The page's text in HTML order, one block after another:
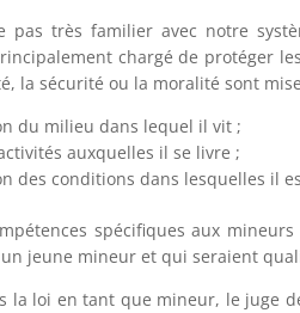
pas très familier avec notre
chargé de protéger
la sécurité ou la moralité sont
du milieu dans lequel il vit ;
auxquelles il se livre ;
des conditions dans lesquelles il
spécifiques aux
jeune mineur et qui seraient
la loi en tant que mineur, le juge